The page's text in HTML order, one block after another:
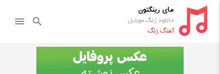
مای رینگتون
دانلود زنگ موبایل
آهنگ زنگ
search
menu